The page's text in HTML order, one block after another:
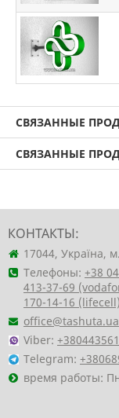
СВЯЗАННЫЕ
СВЯЗАННЫЕ
КОНТАКТЫ:
17044, Україна,
Телефоны: +38
413-37-69
170-14-16 (lifecell)
office@tashuta.ua
Viber:
Telegram:
время работы: